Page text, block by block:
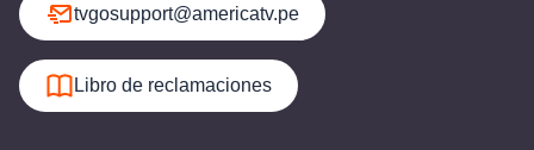
tvgosupport@americatv.pe
Libro de reclamaciones